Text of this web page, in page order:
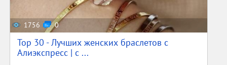
1756 0
Top 30 - Лучших женских браслетов с
Алиэкспресс | с ...